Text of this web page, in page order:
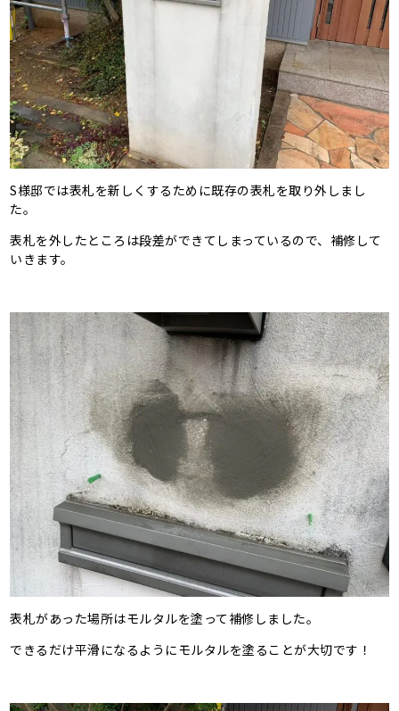
S様邸では表札を新しくするために既存の表札を取り外しまし
た。
表札を外したところは段差ができてしまっているので、補修して
いきます。
表札があった場所はモルタルを塗って補修しました。
できるだけ平滑になるようにモルタルを塗ることが大切です！